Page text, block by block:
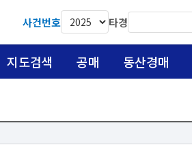
사건번호 타경
지도검색 공매 동산경매